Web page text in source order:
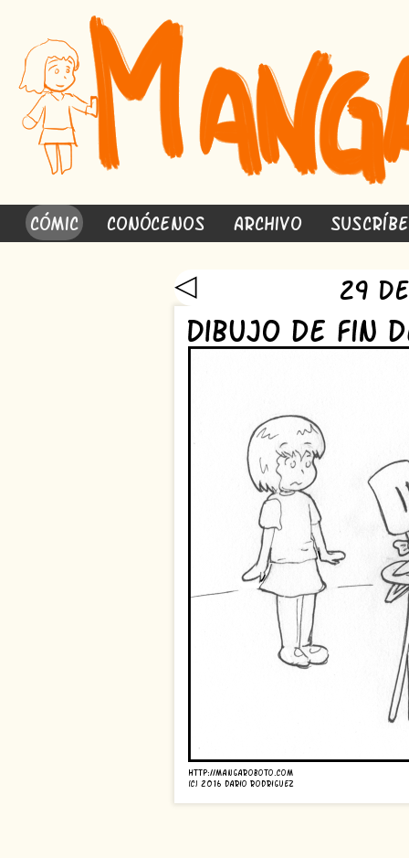
Cómic Conócenos Archivo
◁ 29